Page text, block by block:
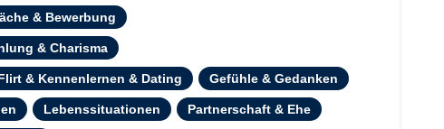
& Bewerbung
& Charisma
& Kennenlernen & Dating Gefühle & Gedanken
Lebenssituationen Partnerschaft & Ehe